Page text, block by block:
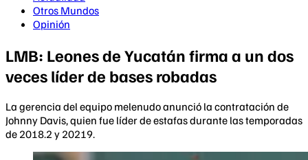
Otros Mundos
Opinión
LMB: Leones de Yucatán firma a un dos
veces líder de bases robadas
La gerencia del equipo melenudo anunció la contratación de
Johnny Davis, quien fue líder de estafas durante las temporadas
de 2018.2 y 20219.